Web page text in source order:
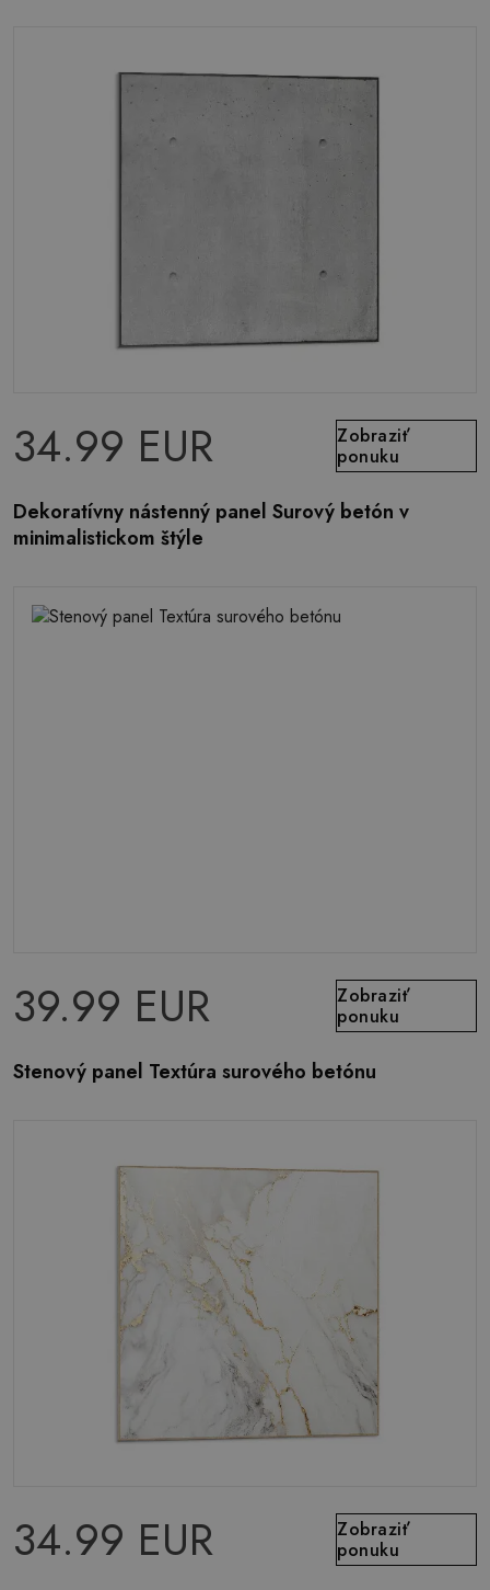
34.99 EUR
Zobraziť
ponuku
Dekoratívny nástenný panel Surový betón v
minimalistickom štýle
39.99 EUR
Zobraziť
ponuku
Stenový panel Textúra surového betónu
34.99 EUR
Zobraziť
ponuku